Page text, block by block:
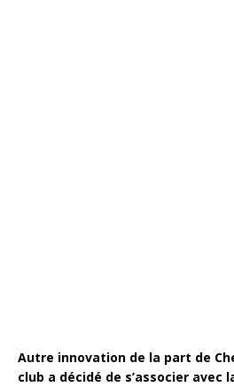
Autre innovation de la part de
club a décidé de s’associer avec